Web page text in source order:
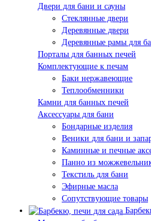
Двери для бани и сауны
Стеклянные двери
Деревянные двери
Деревянные рамы для
Порталы для банных печей
Комплектующие к печам
Баки нержавеющие
Теплообменники
Камни для банных печей
Аксессуары для бани
Бондарные изделия
Веники для бани и
Каминные и печные
Панно из
Текстиль для бани
Эфирные масла
Сопутствующие товары